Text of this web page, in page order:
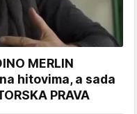
MERLIN
hitovima, a sada
PRAVA